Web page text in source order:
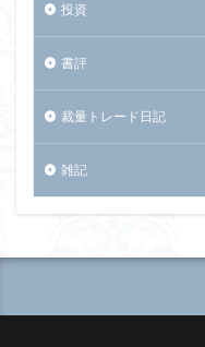
投資
書評
裁量トレード日記
雑記